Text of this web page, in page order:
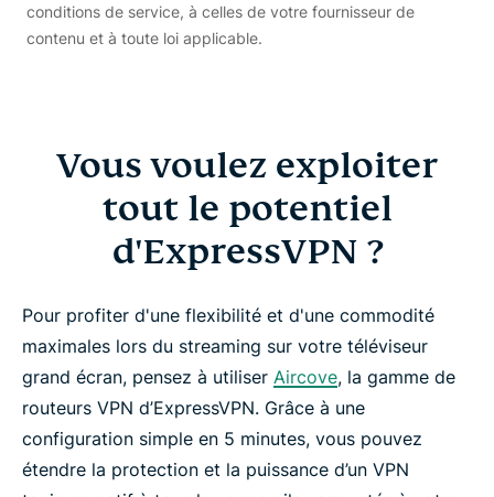
conditions de service, à celles de votre fournisseur de
contenu et à toute loi applicable.
Vous voulez exploiter
tout le potentiel
d'ExpressVPN ?
Pour profiter d'une flexibilité et d'une commodité
maximales lors du streaming sur votre téléviseur
grand écran, pensez à utiliser Aircove, la gamme de
routeurs VPN d’ExpressVPN. Grâce à une
configuration simple en 5 minutes, vous pouvez
étendre la protection et la puissance d’un VPN